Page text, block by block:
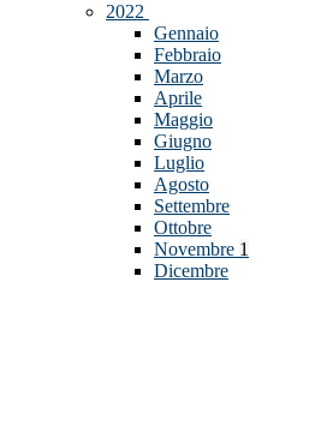
2022
Gennaio
Febbraio
Marzo
Aprile
Maggio
Giugno
Luglio
Agosto
Settembre
Ottobre
Novembre 1
Dicembre